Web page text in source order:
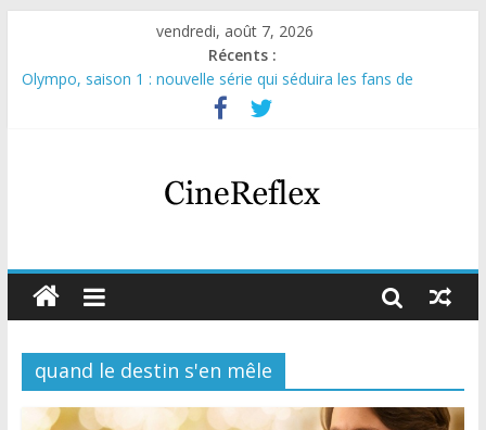
vendredi, août 7, 2026
Récents :
Olympo, saison 1 : nouvelle série qui séduira les fans de
Sara, femme de l’ombre : thriller italien émotionnel et captivant
Aema : mini-série sur le tournage d’un film érotique devenu
quand le destin s'en mêle